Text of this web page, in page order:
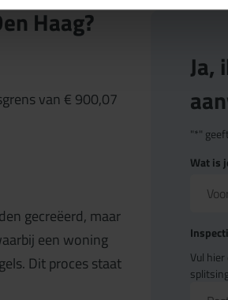
Haag?
van € 900,07
gecreëerd, maar
een woning
Dit proces staat
Ja,
"*"
Wat is
Vul